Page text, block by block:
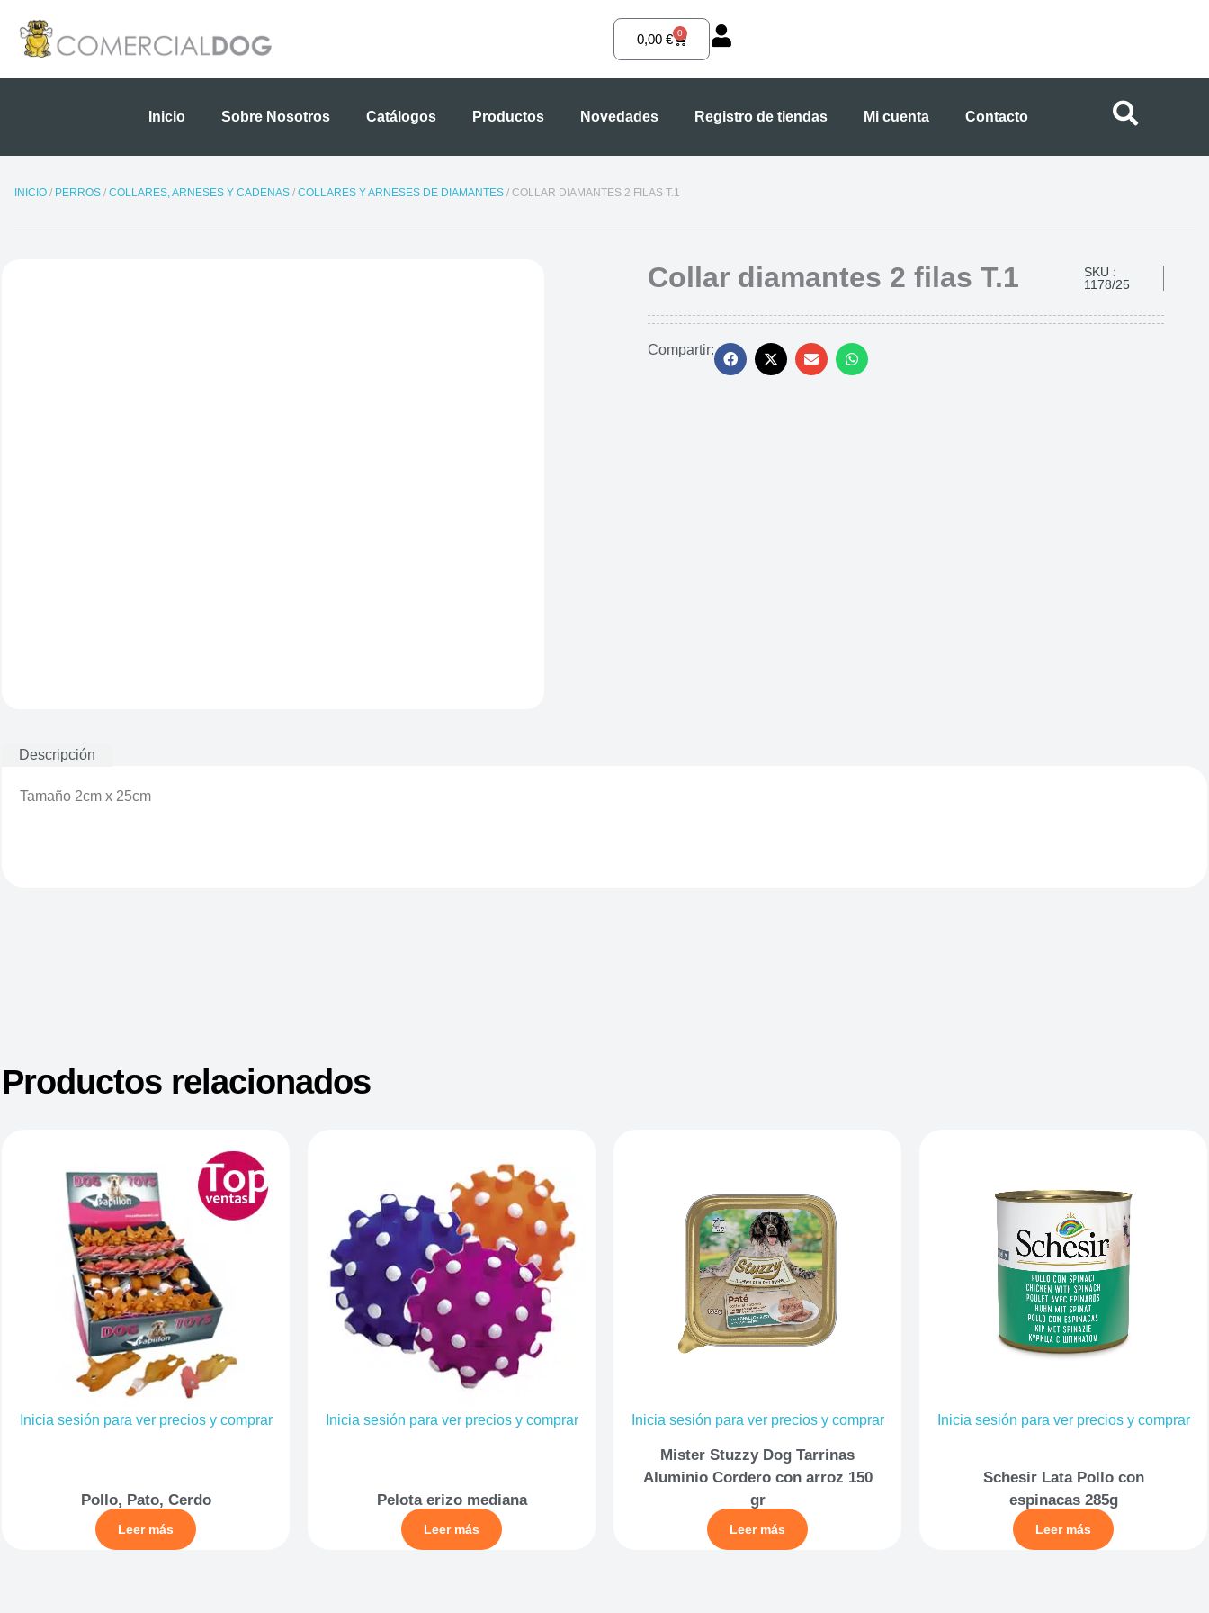
contenido
0,00 € 0
Carrito
Inicio Sobre Nosotros Catálogos Productos Novedades Registro de tiendas Mi cuenta Contacto
INICIO / PERROS / COLLARES, ARNESES Y CADENAS / COLLARES Y ARNESES DE DIAMANTES / COLLAR DIAMANTES 2 FILAS T.1
Collar diamantes 2 filas T.1
SKU :
1178/25
Compartir:
Descripción
Tamaño 2cm x 25cm
Productos relacionados
Inicia sesión para ver precios y comprar
Pollo, Pato, Cerdo
Leer más
Inicia sesión para ver precios y comprar
Pelota erizo mediana
Leer más
Inicia sesión para ver precios y comprar
Mister Stuzzy Dog Tarrinas
Aluminio Cordero con arroz 150
gr
Leer más
Inicia sesión para ver precios y comprar
Schesir Lata Pollo con
espinacas 285g
Leer más